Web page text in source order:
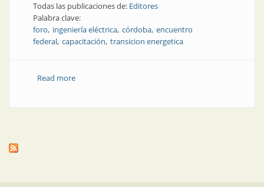
Todas las publicaciones de: Editores
Palabra clave:
foro ingeniería eléctrica córdoba encuentro
federal capacitación transicion energetica
Read moreabout Desde Córdoba y con transmisión directa a